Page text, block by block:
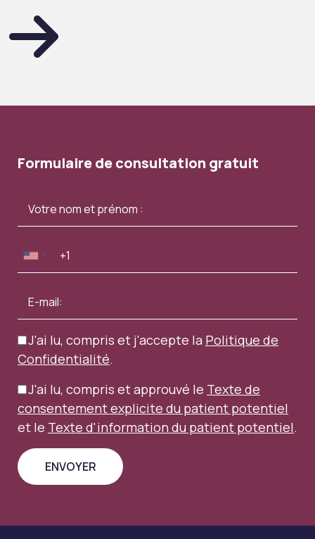
Formulaire de consultation gratuit
J'ai lu, compris et j'accepte la Politique de
Confidentialité.
J'ai lu, compris et approuvé le Texte de
consentement explicite du patient potentiel
et le Texte d'information du patient potentiel.